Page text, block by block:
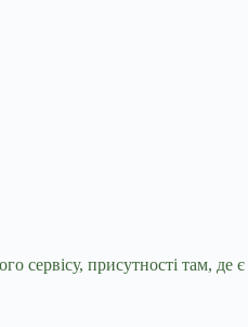
сервісу, присутності там,